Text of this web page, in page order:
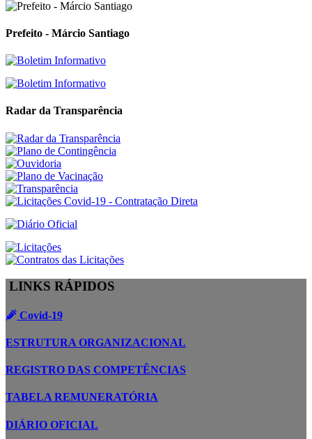
Prefeito - Márcio Santiago
Radar da Transparência
LINKS RÁPIDOS
Covid-19
ESTRUTURA ORGANIZACIONAL
REGISTRO DAS COMPETÊNCIAS
TABELA REMUNERATÓRIA
DIÁRIO OFICIAL